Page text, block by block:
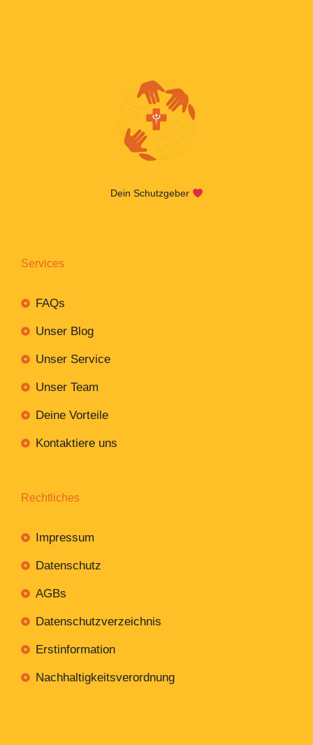
Dein Schutzgeber
Services
FAQs
Unser Blog
Unser Service
Unser Team
Deine Vorteile
Kontaktiere uns
Rechtliches
Impressum
Datenschutz
AGBs
Datenschutzverzeichnis
Erstinformation
Nachhaltigkeitsverordnung